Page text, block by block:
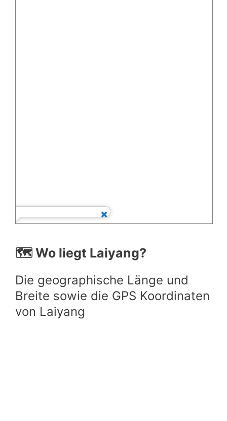
🗺️ Wo liegt Laiyang?
Die geographische Länge und
Breite sowie die GPS Koordinaten
von Laiyang